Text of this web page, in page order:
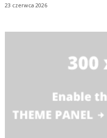
23 czerwca 2026